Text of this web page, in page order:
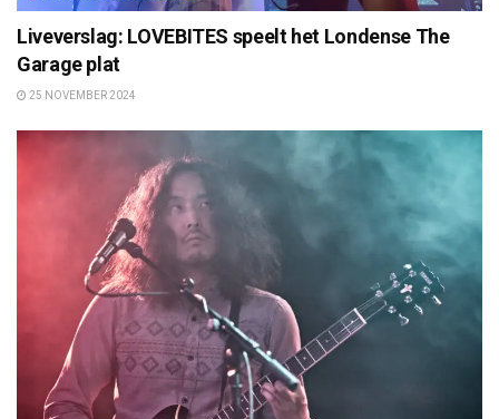
Liveverslag: LOVEBITES speelt het Londense The
Garage plat
25 NOVEMBER 2024